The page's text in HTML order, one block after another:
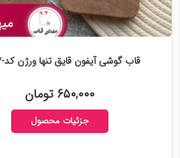
قاب گوشی آیفون قایق تنها ورژن کد-۸۵۳۷۷
۶۵۰,۰۰۰ تومان
جزئیات محصول